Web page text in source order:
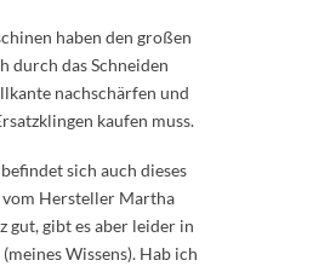
haben den großen
durch das Schneiden
nachschärfen und
kaufen muss.
sich auch dieses
vom Hersteller Martha
gut, gibt es aber leider in
Wissens). Hab ich